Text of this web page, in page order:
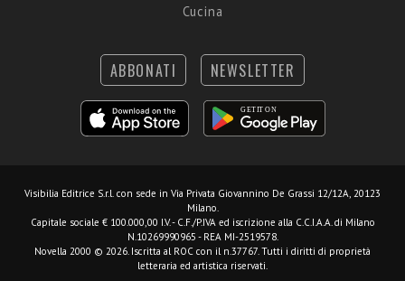
Cucina
ABBONATI NEWSLETTER
Visibilia Editrice S.r.l. con sede in Via Privata Giovannino De Grassi 12/12A, 20123
Milano.
Capitale sociale € 100.000,00 I.V. - C.F./P.IVA ed iscrizione alla C.C.I.A.A. di Milano
N.10269990965 - REA MI-2519578.
Novella 2000 © 2026. Iscritta al ROC con il n.37767. Tutti i diritti di proprietà
letteraria ed artistica riservati.